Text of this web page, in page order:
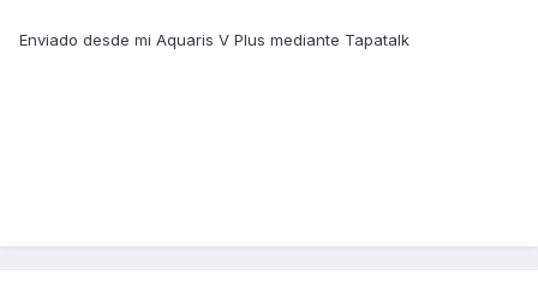
Enviado desde mi Aquaris V Plus mediante Tapatalk